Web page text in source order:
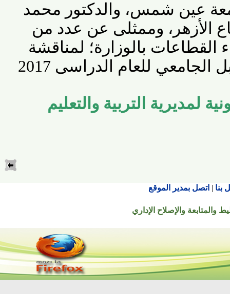
عين شمس، والدكتور محمد
الأزهر، وممثلى عن عدد من
بالوزارة؛ لمناقشة
للعام الدراسى2017
لمديرية التربية والتعليم
| اتصل بمدير الموقع
والإصلاح الإداري